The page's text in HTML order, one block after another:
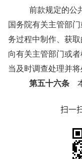
前款规定的公
国务院有关主管部
务过程中制作、获
向有关主管部门或
当及时调查处理并将
第五十六条
扫一